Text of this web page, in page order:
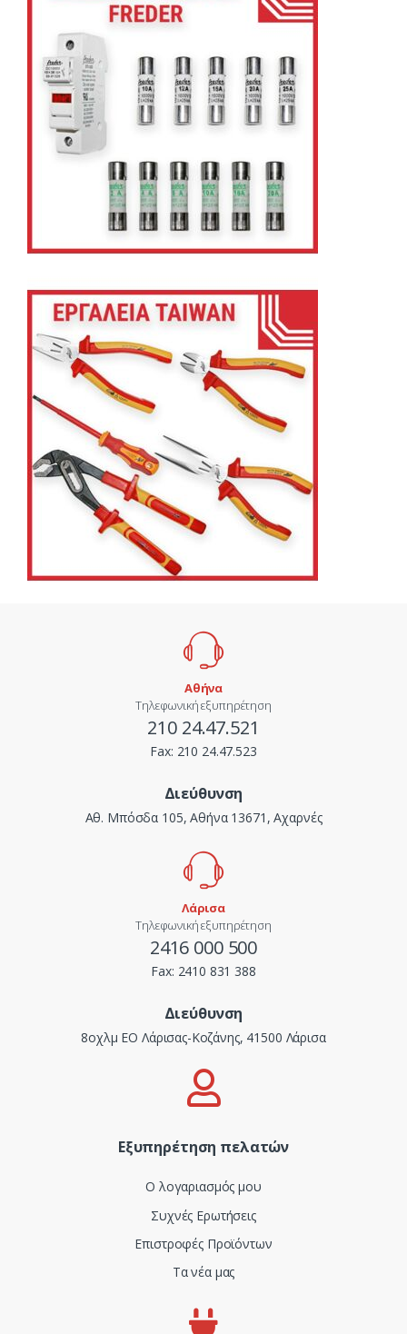
Αθήνα
Τηλεφωνική εξυπηρέτηση
210 24.47.521
Fax: 210 24.47.523
Διεύθυνση
Αθ. Μπόσδα 105, Αθήνα 13671, Αχαρνές
Λάρισα
Τηλεφωνική εξυπηρέτηση
2416 000 500
Fax: 2410 831 388
Διεύθυνση
8οχλμ ΕΟ Λάρισας-Κοζάνης, 41500 Λάρισα
Εξυπηρέτηση πελατών
Ο λογαριασμός μου
Συχνές Ερωτήσεις
Επιστροφές Προϊόντων
Τα νέα μας